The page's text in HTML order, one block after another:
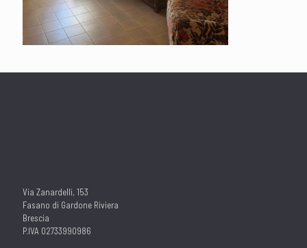
Via Zanardelli, 153
Fasano di Gardone Riviera
Brescia
P.IVA 02733990986